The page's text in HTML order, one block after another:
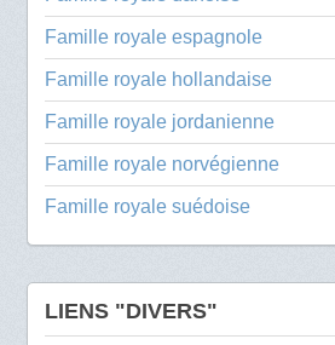
Famille royale espagnole
Famille royale hollandaise
Famille royale jordanienne
Famille royale norvégienne
Famille royale suédoise
LIENS "DIVERS"